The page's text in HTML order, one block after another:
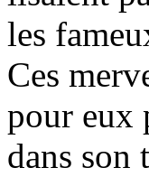
les
Ces
pour eux
dans son